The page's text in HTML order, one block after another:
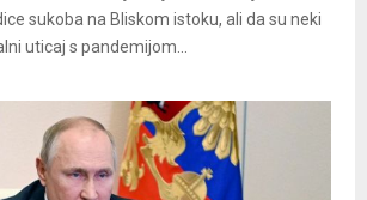
sukoba na Bliskom istoku, ali da su neki
uticaj s pandemijom...